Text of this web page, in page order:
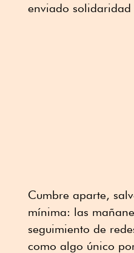
enviado solidaridad
Cumbre aparte,
mínima: las
seguimiento de
como algo único